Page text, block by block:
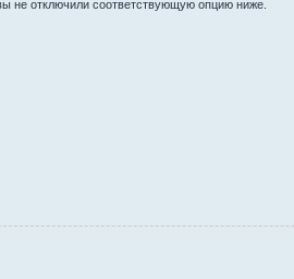
не отключили соответствующую опцию ниже.